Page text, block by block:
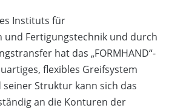
Instituts für
und Fertigungstechnik und durch
hat das „FORMHAND“-
flexibles Greifsystem
Struktur kann sich das
an die Konturen der